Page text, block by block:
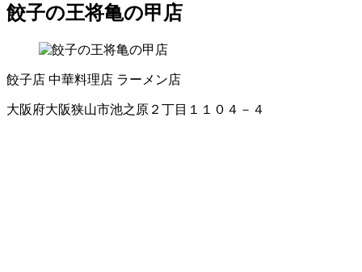
餃子の王将亀の甲店
餃子店 中華料理店 ラーメン店
大阪府大阪狭山市池之原２丁目１１０４－４